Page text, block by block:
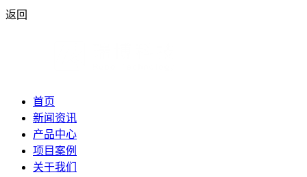
返回
首页
新闻资讯
产品中心
项目案例
关于我们